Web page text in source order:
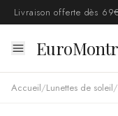
Livraison offerte dès
Accueil/Lunettes de soleil/